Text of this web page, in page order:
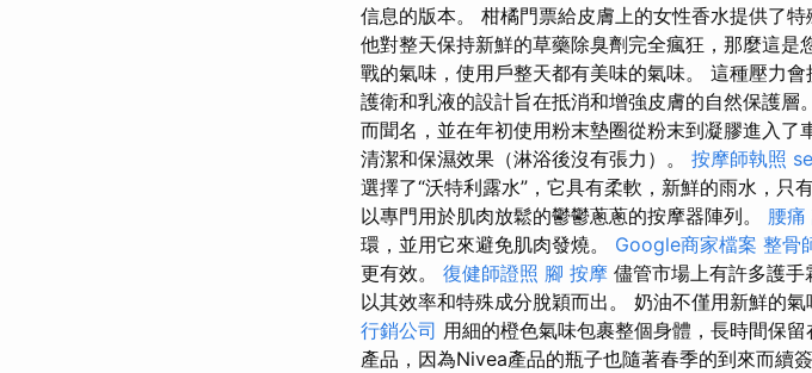
信息的版本。 柑橘門票給皮膚上的女性香水提供了
他對整天保持新鮮的草藥除臭劑完全瘋狂，那麼這
戰的氣味，使用戶整天都有美味的氣味。 這種壓力
護衛和乳液的設計旨在抵消和增強皮膚的自然保護層。
而聞名，並在年初使用粉末墊圈從粉末到凝膠進入了
清潔和保濕效果（淋浴後沒有張力）。 按摩師執照
選擇了“沃特利露水”，它具有柔軟，新鮮的雨水，
以專門用於肌肉放鬆的鬱鬱蔥蔥的按摩器陣列。 腰痛
環，並用它來避免肌肉發燒。 Google商家檔案 整骨
更有效。 復健師證照 腳 按摩 儘管市場上有許多護手
以其效率和特殊成分脫穎而出。 奶油不僅用新鮮的
行銷公司 用細的橙色氣味包裹整個身體，長時間保留
產品，因為Nivea產品的瓶子也隨著春季的到來而續簽